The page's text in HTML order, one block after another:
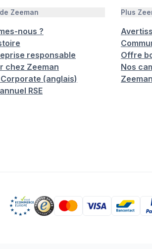
Zeeman
nous ?
responsable
chez Zeeman
(anglais)
RSE
Plus
Offre
Nos